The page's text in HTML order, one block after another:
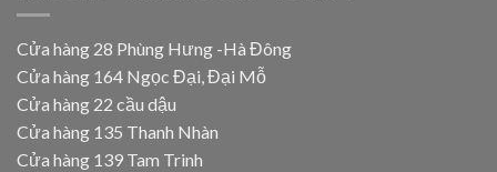
Cửa hàng 28 Phùng Hưng -Hà Đông
Cửa hàng 164 Ngọc Đại, Đại Mỗ
Cửa hàng 22 cầu dậu
Cửa hàng 135 Thanh Nhàn
Cửa hàng 139 Tam Trinh